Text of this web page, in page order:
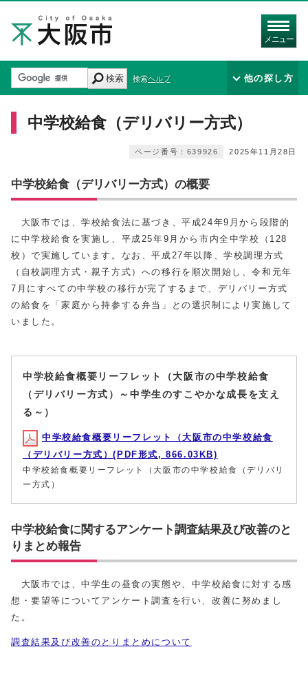
メニュー
検索 検索ヘルプ 他の探し方
中学校給食（デリバリー方式）
2025年11月28日
ページ番号：639926
中学校給食（デリバリー方式）の概要
大阪市では、学校給食法に基づき、平成24年9月から段階的
に中学校給食を実施し、平成25年9月から市内全中学校（128
校）で実施しています。なお、平成27年以降、学校調理方式
（自校調理方式・親子方式）への移行を順次開始し、令和元年
7月にすべての中学校の移行が完了するまで、デリバリー方式
の給食を「家庭から持参する弁当」との選択制により実施して
いました。
中学校給食概要リーフレット（大阪市の中学校給食
（デリバリー方式）～中学生のすこやかな成長を支え
る～）
中学校給食概要リーフレット（大阪市の中学校給食
（デリバリー方式）(PDF形式, 866.03KB)
中学校給食概要リーフレット（大阪市の中学校給食（デリバリ
ー方式）
中学校給食に関するアンケート調査結果及び改善のと
りまとめ報告
大阪市では、中学生の昼食の実態や、中学校給食に対する感
想・要望等についてアンケート調査を行い、改善に努めまし
た。
調査結果及び改善のとりまとめについて